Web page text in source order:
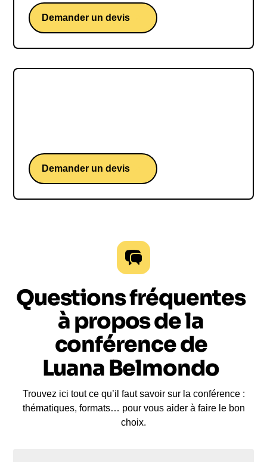
Demander un devis
Demander un devis
Questions fréquentes
à propos de la
conférence de
Luana Belmondo
Trouvez ici tout ce qu’il faut savoir sur la conférence :
thématiques, formats… pour vous aider à faire le bon
choix.